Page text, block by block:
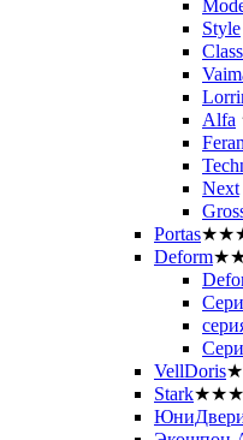
Style
Alfa
Feran
Next
Portas
Deform
VellDoris
Stark★★★